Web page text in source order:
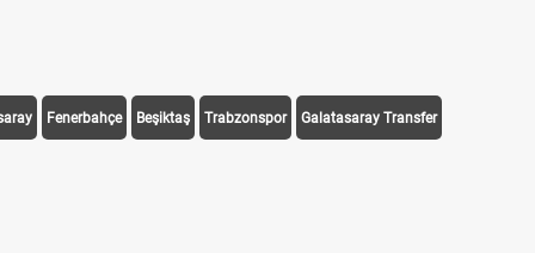
Fenerbahçe Beşiktaş Trabzonspor Galatasaray Transfer